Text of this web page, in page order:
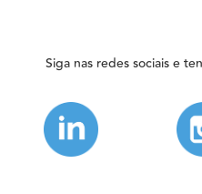
Siga nas redes sociais e